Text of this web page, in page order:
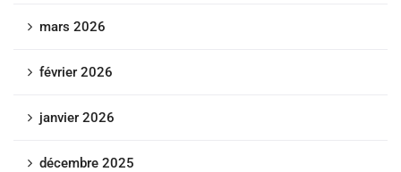
mars 2026
février 2026
janvier 2026
décembre 2025